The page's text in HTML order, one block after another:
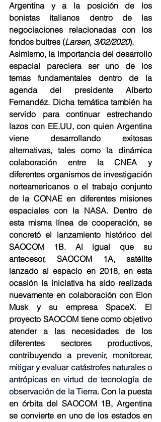
Argentina y a la posición de los
bonistas italianos dentro de las
negociaciones relacionadas con los
fondos buitres (Larsen, 3/02/2020).
Asimismo, la importancia del desarrollo
espacial pareciera ser uno de los
temas fundamentales dentro de la
agenda del presidente Alberto
Fernandéz. Dicha temática también ha
servido para continuar estrechando
lazos con EE.UU, con quien Argentina
viene desarrollando exitosas
alternativas, tales como la dinámica
colaboración entre la CNEA y
diferentes organismos de investigación
norteamericanos o el trabajo conjunto
de la CONAE en diferentes misiones
espaciales con la NASA. Dentro de
esta misma línea de cooperación, se
concretó el lanzamiento histórico del
SAOCOM 1B. Al igual que su
antecesor, SAOCOM 1A, satélite
lanzado al espacio en 2018, en esta
ocasión la iniciativa ha sido realizada
nuevamente en colaboración con Elon
Musk y su empresa SpaceX. El
proyecto SAOCOM tiene como objetivo
atender a las necesidades de los
diferentes sectores productivos,
contribuyendo a prevenir, monitorear,
mitigar y evaluar catástrofes naturales o
antrópicas en virtud de tecnología de
observación de la Tierra. Con la puesta
en órbita del SAOCOM 1B, Argentina
se convierte en uno de los estados en